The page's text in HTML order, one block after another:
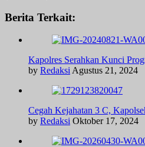
Berita Terkait:
Kapolres Serahkan Kunci
by Redaksi Agustus 21, 2024
Cegah Kejahatan 3 C,
by Redaksi Oktober 17, 2024